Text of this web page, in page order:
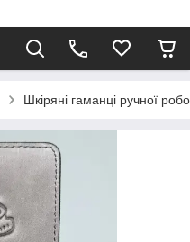
Шкіряні гаманці ручної